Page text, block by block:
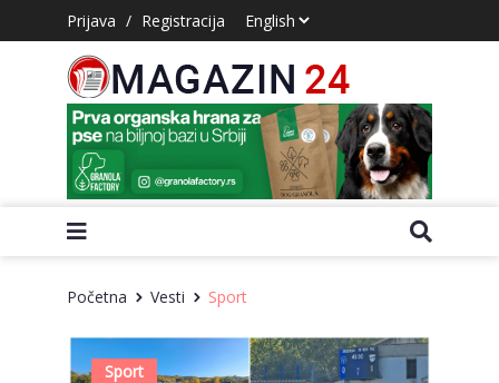
Prijava / Registracija
Početna Vesti Sport
Sport